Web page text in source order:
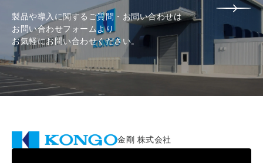
製品や導入に関するご質問・お問い合わせは
お問い合わせフォームより
お気軽にお問い合わせください。
金剛 株式会社